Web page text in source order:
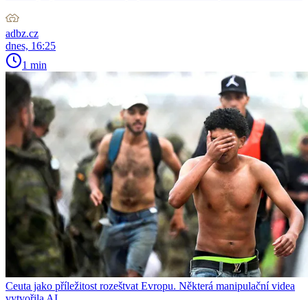
adbz.cz
dnes, 16:25
1 min
Ceuta jako příležitost rozeštvat Evropu. Některá manipulační videa